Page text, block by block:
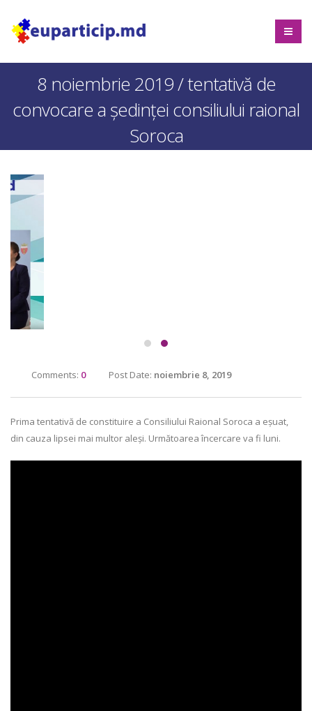
8 noiembrie 2019 / tentativă de
convocare a ședinței consiliului raional
Soroca
Comments: 0 Post Date: noiembrie 8, 2019
Prima tentativă de constituire a Consiliului Raional Soroca a eșuat,
din cauza lipsei mai multor aleși. Următoarea încercare va fi luni.